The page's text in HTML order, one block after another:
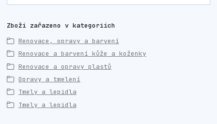
Zboží zařazeno v kategoriích
Renovace, opravy a barvení
Renovace a barvení kůže a koženky
Renovace a opravy plastů
Opravy a tmelení
Tmely a lepidla
Tmely a lepidla